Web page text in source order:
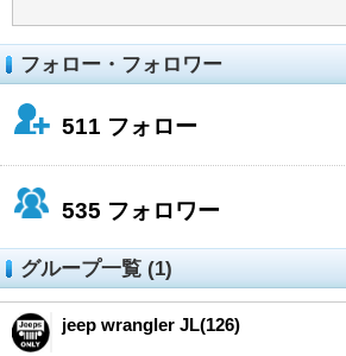
フォロー・フォロワー
511 フォロー
535 フォロワー
グループ一覧 (1)
jeep wrangler JL(126)